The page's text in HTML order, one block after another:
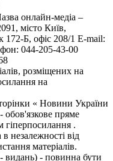
онлайн-медіа –
місто Київ,
Б, офіс 208/1 E-mail:
044-205-43-00
розміщених на
на
« Новини України
обов'язкове пряме
гіперпосилання .
незалежності від
матеріалів.
видань) - повинна бути